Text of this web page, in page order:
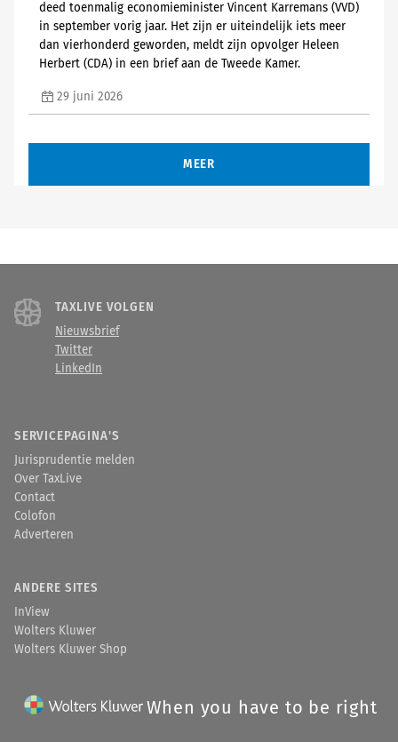
deed toenmalig economieminister Vincent Karremans (VVD)
in september vorig jaar. Het zijn er uiteindelijk iets meer
dan vierhonderd geworden, meldt zijn opvolger Heleen
Herbert (CDA) in een brief aan de Tweede Kamer.
29 juni 2026
MEER
TAXLIVE VOLGEN
Nieuwsbrief
Twitter
LinkedIn
SERVICEPAGINA'S
Jurisprudentie melden
Over TaxLive
Contact
Colofon
Adverteren
ANDERE SITES
InView
Wolters Kluwer
Wolters Kluwer Shop
When you have to be right